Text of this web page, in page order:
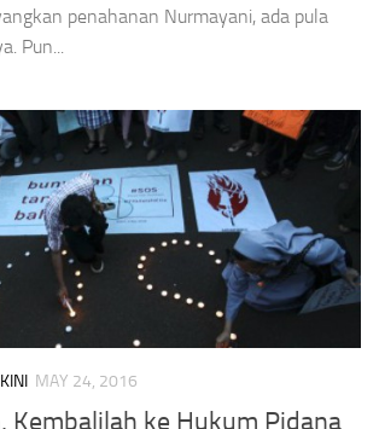
penahanan Nurmayani, ada pula
Pun...
MAY 24, 2016
Kembalilah ke Hukum Pidana